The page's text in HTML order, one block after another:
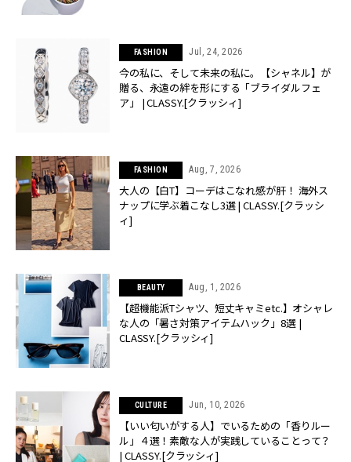
FASHION Jul, 24, 2026
今の私に、そして未来の私に。【シャネル】が
贈る、永遠の絆を形にする「ブライダルフェ
ア」 | CLASSY.[クラッシィ]
FASHION Aug, 7, 2026
大人の【白T】コーデはこなれ感が肝！ 海外ス
ナップに学ぶ着こなし3選 | CLASSY.[クラッシ
ィ]
BEAUTY Aug, 1, 2026
【超機能派Tシャツ、短丈キャミetc.】オシャレ
な人の「暑さ対策アイテムハック」8選 |
CLASSY.[クラッシィ]
CULTURE Jun, 10, 2026
【いい匂いがする人】でいるための「香りルー
ル」４選！素敵な人が実践していることって？
| CLASSY.[クラッシィ]